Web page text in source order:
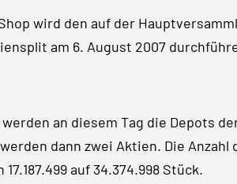
wird den auf der
am 6. August 2007
an diesem Tag die Depots
dann zwei Aktien. Die Anzahl
auf 34.374.998 Stück.